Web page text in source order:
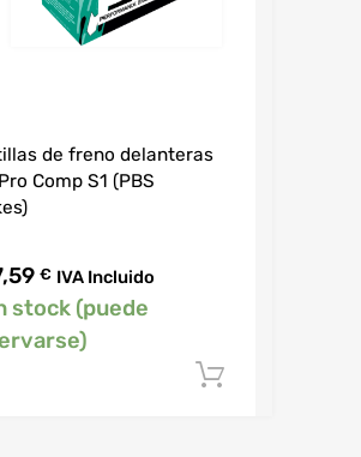
de freno delanteras
Comp S1 (PBS
€ IVA Incluido
stock (puede